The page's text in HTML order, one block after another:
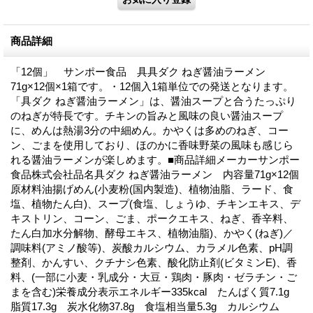
商品詳細
「12個」 サンポー食品 具具ダク ねぎ醤油ラーメン
71g×12個×1箱です。・12個入1箱単位での発送となります。
「具ダク ねぎ醤油ラーメン」は、醤油スープと合うたっぷり
のねぎが特長です。チキンの旨みと風味の良い醤油スープ
に、めんは熱湯3分の中細めん。かやくは多めのねぎ、コー
ン、ごまを使用しており、ほのかに香味野菜の風味も感じら
れる醤油ラーメンが楽しめます。■商品詳細メーカーサンポー
食品株式会社品名具ダク ねぎ醤油ラーメン 内容量71g×12個
原材料油揚げめん(小麦粉(国内製造)、植物油脂、ラード、食
塩、植物たん白)、スープ(食塩、しょうゆ、チキンエキス、デ
キストリン、コーン、ごま、ポークエキス、ねぎ、香辛料、
たん白加水分解物、酵母エキス、植物油脂)、かやく(ねぎ)／
調味料(アミノ酸等)、炭酸カルシウム、カラメル色素、pH調
整剤、かんすい、クチナシ色素、酸化防止剤(ビタミンE)、香
料、(一部に小麦・乳成分・大豆・鶏肉・豚肉・ゼラチン・ご
まを含む)栄養成分表示エネルギー335kcal たんぱく質7.1g
脂質17.3g 炭水化物37.8g 食塩相当量5.3g カルシウム